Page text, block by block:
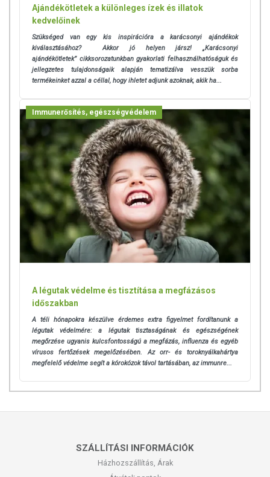
Ajándékötletek a különleges ízek és illatok
kedvelőinek
Szükséged van egy kis inspirációra a karácsonyi ajándékok
kiválasztásához? Akkor jó helyen jársz! „Karácsonyi
ajándékötletek” cikksorozatunkban gyakorlati felhasználhatóságuk és
jellegzetes tulajdonságaik alapján tematizálva vesszük sorba
termékeinket azzal a céllal, hogy ihletet adjunk azoknak, akik ha...
Immunerősítés, egészségvédelem
A légutak védelme és tisztítása a megfázásos
időszakban
A téli hónapokra készülve érdemes extra figyelmet fordítanunk a
légutak védelmére: a légutak tisztaságának és egészségének
megőrzése ugyanis kulcsfontosságú a megfázás, influenza és egyéb
vírusos fertőzések megelőzésében. Az orr- és toroknyálkahártya
megfelelő védelme segít a kórokózok távol tartásában, az immunre...
SZÁLLÍTÁSI INFORMÁCIÓK
Házhozszállítás, Árak